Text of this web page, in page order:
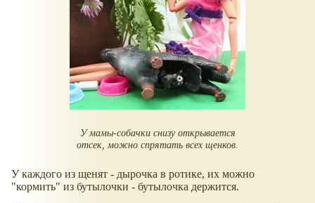
У мамы-собачки снизу открывается
отсек, можно спрятать всех щенков.
У каждого из щенят - дырочка в ротике, их можно
"кормить" из бутылочки - бутылочка держится.